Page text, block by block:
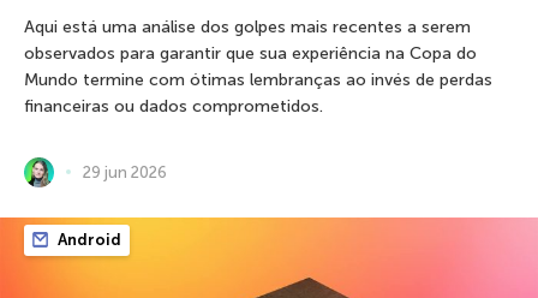
Aqui está uma análise dos golpes mais recentes a serem
observados para garantir que sua experiência na Copa do
Mundo termine com ótimas lembranças ao invés de perdas
financeiras ou dados comprometidos.
29 jun 2026
Android